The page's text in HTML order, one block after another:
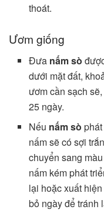
thoát.
Ươm giống
Đưa nấm sò
dưới mặt đất,
ươm cần sạch
25 ngày.
Nếu nấm sò
nấm sẽ có sợi
chuyển sang
nấm kém phát
lại hoặc xuất
bỏ ngày để tránh